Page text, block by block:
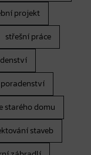
projekt
střešní práce
starého domu
staveb